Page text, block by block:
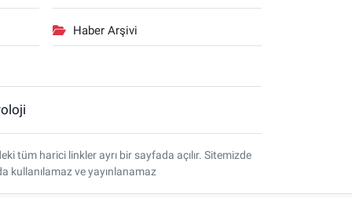
Haber Arşivi
tüm harici linkler ayrı bir sayfada açılır. Sitemizde
kullanılamaz ve yayınlanamaz